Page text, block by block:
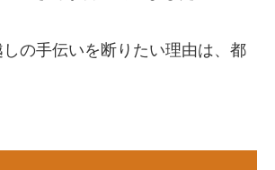
の手伝いを断りたい理由は、都